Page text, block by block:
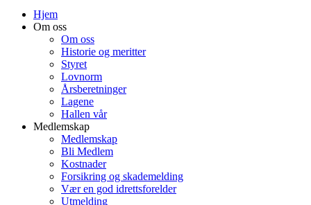
Hjem
Om oss
Om oss
Historie og meritter
Styret
Lovnorm
Årsberetninger
Lagene
Hallen vår
Medlemskap
Medlemskap
Bli Medlem
Kostnader
Forsikring og skademelding
Vær en god idrettsforelder
Utmelding